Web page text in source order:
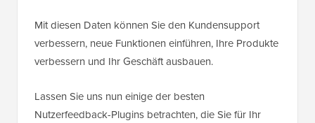
Mit diesen Daten können Sie den Kundensupport
verbessern, neue Funktionen einführen, Ihre Produkte
verbessern und Ihr Geschäft ausbauen.
Lassen Sie uns nun einige der besten
Nutzerfeedback-Plugins betrachten, die Sie für Ihr